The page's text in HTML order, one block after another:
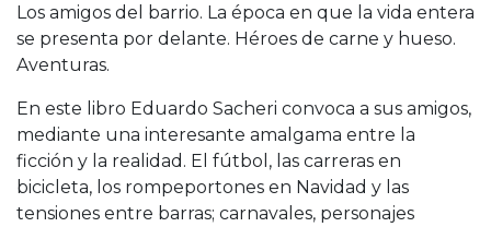
Los amigos del barrio. La época en que la vida entera
se presenta por delante. Héroes de carne y hueso.
Aventuras.
En este libro Eduardo Sacheri convoca a sus amigos,
mediante una interesante amalgama entre la
ficción y la realidad. El fútbol, las carreras en
bicicleta, los rompeportones en Navidad y las
tensiones entre barras; carnavales, personajes